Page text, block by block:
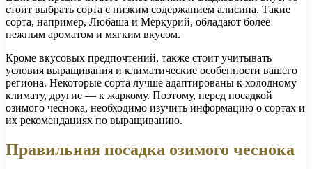
стоит выбрать сорта с низким содержанием алисина. Такие
сорта, например, Любаша и Меркурий, обладают более
нежным ароматом и мягким вкусом.
Кроме вкусовых предпочтений, также стоит учитывать
условия выращивания и климатические особенности вашего
региона. Некоторые сорта лучше адаптированы к холодному
климату, другие — к жаркому. Поэтому, перед посадкой
озимого чеснока, необходимо изучить информацию о сортах и
их рекомендациях по выращиванию.
Правильная посадка озимого чеснока